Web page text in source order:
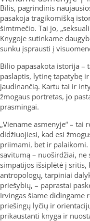
Bilis, pagrindinis
pasakoja tragikomišką
šimtmečio. Tai jo,
Knygoje sutinkame
sunku įsprausti į
Bilio papasakota istorija –
paslaptis, lytinę tapatybę
jaudinančią. Kartu tai ir
žmogaus portretas, jo
prasmingai.
„Viename asmenyje“ –
didžiuojiesi, kad esi
priimami, bet ir palaikomi.
savitumą – nuoširdžiai, ne
simpatijos išsiplėtė į sritis,
antropologų, tarpiniai
priešybių, – paprastai
Irvingas šiame didingame
priešingų lyčių ir
prikaustanti knyga ir